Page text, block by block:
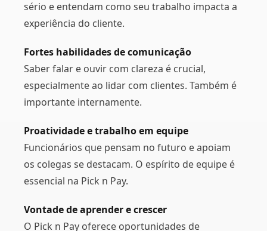
sério e entendam como seu trabalho impacta a
experiência do cliente.
Fortes habilidades de comunicação
Saber falar e ouvir com clareza é crucial,
especialmente ao lidar com clientes. Também é
importante internamente.
Proatividade e trabalho em equipe
Funcionários que pensam no futuro e apoiam
os colegas se destacam. O espírito de equipe é
essencial na Pick n Pay.
Vontade de aprender e crescer
O Pick n Pay oferece oportunidades de